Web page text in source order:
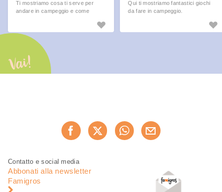
Ti mostriamo cosa ti serve per
andare in campeggio e come
Qui ti mostriamo fantastici giochi
da fare in campeggio.
Vai!
Consiglia ora
Piè
pagina
Navigazione
pagina
Contatto e social media
Abbonati alla newsletter
Famigros